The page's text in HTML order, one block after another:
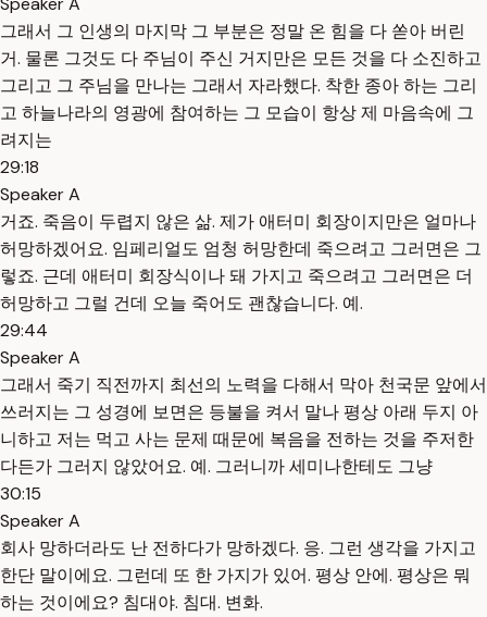
그래서 그 인생의 마지막 그 부분은 정말 온 힘을 다 쏟아 버린
거. 물론 그것도 다 주님이 주신 거지만은 모든 것을 다 소진하고
그리고 그 주님을 만나는 그래서 자라했다. 착한 종아 하는 그리
고 하늘나라의 영광에 참여하는 그 모습이 항상 제 마음속에 그
려지는
29:18
Speaker A
거죠. 죽음이 두렵지 않은 삶. 제가 애터미 회장이지만은 얼마나
허망하겠어요. 임페리얼도 엄청 허망한데 죽으려고 그러면은 그
렇죠. 근데 애터미 회장식이나 돼 가지고 죽으려고 그러면은 더
허망하고 그럴 건데 오늘 죽어도 괜찮습니다. 예.
29:44
Speaker A
그래서 죽기 직전까지 최선의 노력을 다해서 막아 천국문 앞에서
쓰러지는 그 성경에 보면은 등불을 켜서 말나 평상 아래 두지 아
니하고 저는 먹고 사는 문제 때문에 복음을 전하는 것을 주저한
다든가 그러지 않았어요. 예. 그러니까 세미나한테도 그냥
30:15
Speaker A
회사 망하더라도 난 전하다가 망하겠다. 응. 그런 생각을 가지고
한단 말이에요. 그런데 또 한 가지가 있어. 평상 안에. 평상은 뭐
하는 것이에요? 침대야. 침대. 변화.